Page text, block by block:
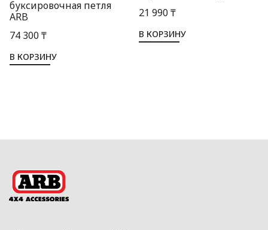
буксировочная петля
ARB
74 300 ₸
В КОРЗИНУ
21 990 ₸
В КОРЗИНУ